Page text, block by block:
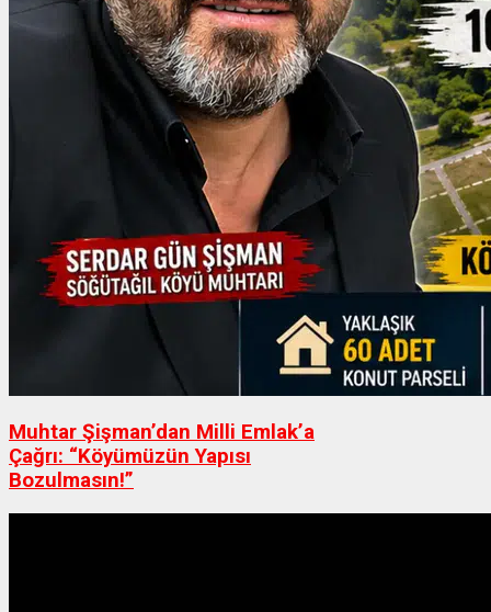
Muhtar Şişman’dan Milli Emlak’a
Çağrı: “Köyümüzün Yapısı
Bozulmasın!”